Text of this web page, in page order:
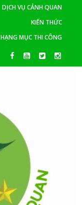
DỊCH VỤ CẢNH QUAN
KIẾN THỨC
HẠNG MỤC THI CÔNG